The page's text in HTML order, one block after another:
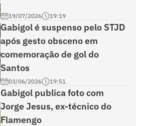
19/07/2026 19:19
Gabigol é suspenso pelo STJD
após gesto obsceno em
comemoração de gol do
Santos
03/06/2026 19:51
Gabigol publica foto com
Jorge Jesus, ex-técnico do
Flamengo